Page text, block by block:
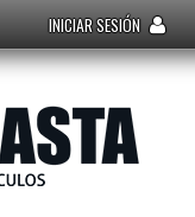
INICIAR SESIÓN